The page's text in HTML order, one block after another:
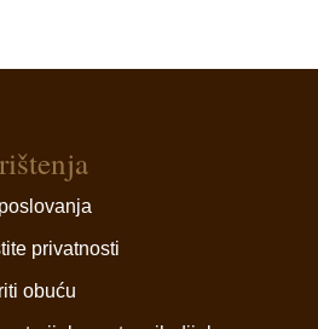
privatnosti
obuću